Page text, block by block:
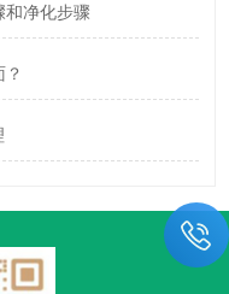
和净化步骤